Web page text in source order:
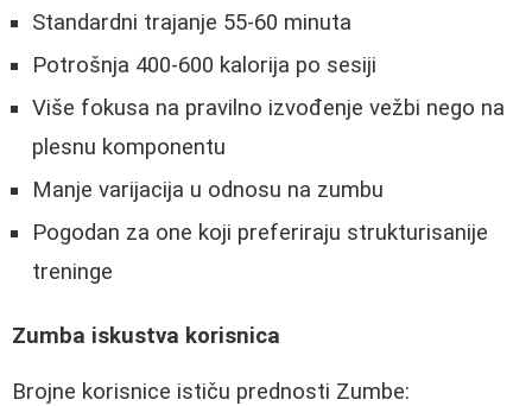
Standardni trajanje 55-60 minuta
Potrošnja 400-600 kalorija po sesiji
Više fokusa na pravilno izvođenje vežbi nego na
plesnu komponentu
Manje varijacija u odnosu na zumbu
Pogodan za one koji preferiraju strukturisanije
treninge
Zumba iskustva korisnica
Brojne korisnice ističu prednosti Zumbe: